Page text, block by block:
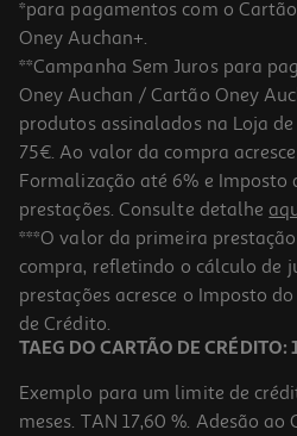
Refrigerante Trina Frutos Tropicais
1.63 €/Lt
2,45 €
*para pagamentos com o
Oney Auchan+.
**Campanha Sem Juros para
Oney Auchan / Cartão Oney
produtos assinalados na Loja
75€. Ao valor da compra
Formalização até 6% e Imposto
prestações. Consulte detalhe
***O valor da primeira
compra, refletindo o cálculo de
prestações acresce o Imposto
de Crédito.
TAEG DO CARTÃO DE CRÉDITO:
Exemplo para um limite de
meses. TAN 17,60 %. Adesão